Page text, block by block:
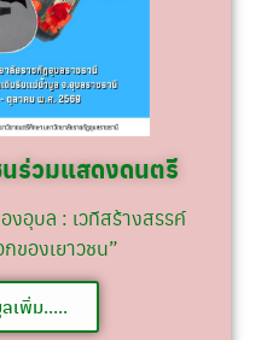
นร่วมแสดงดนตรี
งอุบล : เวทีสร้างสรรค์
ของเยาวชน”
เพิ่ม.....